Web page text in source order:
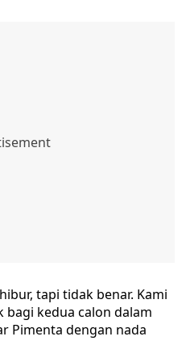
tapi tidak benar. Kami
kedua calon dalam
Pimenta dengan nada